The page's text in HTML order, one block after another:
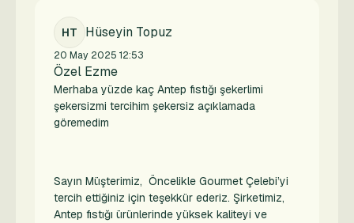
HT Hüseyin Topuz
20 May 2025 12:53
Özel Ezme
Merhaba yüzde kaç Antep fıstığı şekerlimi
şekersizmi tercihim şekersiz açıklamada
göremedim
Sayın Müşterimiz, Öncelikle Gourmet Çelebi’yi
tercih ettiğiniz için teşekkür ederiz. Şirketimiz,
Antep fıstığı ürünlerinde yüksek kaliteyi ve